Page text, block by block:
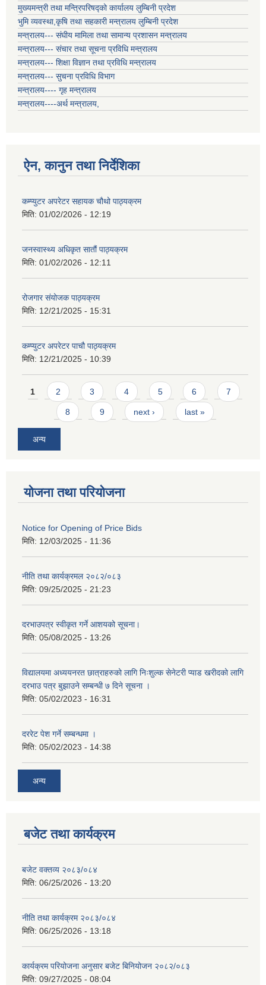
मुख्यमन्त्री तथा मन्त्रिपरिषद्को कार्यालय लुम्बिनी प्रदेश
भुमि व्यवस्था,कृषि तथा सहकारी मन्त्रालय लुम्बिनी प्रदेश
मन्त्रालय--- संघीय मामिला तथा सामान्य प्रशासन मन्त्रालय
मन्त्रालय--- संचार तथा सूचना प्रविधि मन्त्रालय
मन्त्रालय--- शिक्षा विज्ञान तथा प्रविधि मन्त्रालय
मन्त्रालय--- सुचना प्रविधि विभाग
मन्त्रालय---- गृह मन्त्रालय
मन्त्रालय----अर्थ मन्त्रालय,
ऐन, कानुन तथा निर्देशिका
कम्प्युटर अपरेटर सहायक चौथो पाठ्यक्रम
मिति: 01/02/2026 - 12:19
जनस्वास्थ्य अधिकृत सातौं पाठ्यक्रम
मिति: 01/02/2026 - 12:11
रोजगार संयोजक पाठ्यक्रम
मिति: 12/21/2025 - 15:31
कम्प्युटर अपरेटर पाचौ पाठ्यक्रम
मिति: 12/21/2025 - 10:39
Pages
1 2 3 4 5 6 7
8 9 next › last »
अन्य
योजना तथा परियोजना
Notice for Opening of Price Bids
मिति: 12/03/2025 - 11:36
नीति तथा कार्यक्रमल २०८२/०८३
मिति: 09/25/2025 - 21:23
दरभाउपत्र स्वीकृत गर्ने आशयको सूचना।
मिति: 05/08/2025 - 13:26
विद्यालयमा अध्ययनरत छात्राहरुको लागि निःशुल्क सेनेटरी प्याड खरीदको लागि
दरभाउ पत्र बुझाउने सम्बन्धी ७ दिने सूचना ।
मिति: 05/02/2023 - 16:31
दररेट पेश गर्ने सम्बन्धमा ।
मिति: 05/02/2023 - 14:38
अन्य
बजेट तथा कार्यक्रम
बजेट वक्तव्य २०८३/०८४
मिति: 06/25/2026 - 13:20
नीति तथा कार्यक्रम २०८३/०८४
मिति: 06/25/2026 - 13:18
कार्यक्रम परियोजना अनुसार बजेट बिनियोजन २०८२/०८३
मिति: 09/27/2025 - 08:04